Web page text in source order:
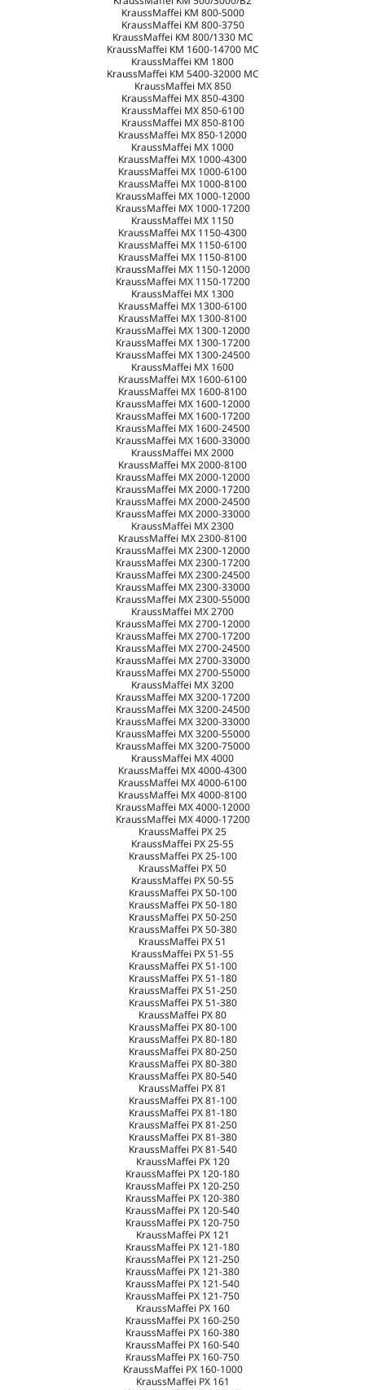
KraussMaffei KM 800-5000
KraussMaffei KM 800-3750
KraussMaffei KM 800/1330 MC
KraussMaffei KM 1600-14700 MC
KraussMaffei KM 1800
KraussMaffei KM 5400-32000 MC
KraussMaffei MX 850
KraussMaffei MX 850-4300
KraussMaffei MX 850-6100
KraussMaffei MX 850-8100
KraussMaffei MX 850-12000
KraussMaffei MX 1000
KraussMaffei MX 1000-4300
KraussMaffei MX 1000-6100
KraussMaffei MX 1000-8100
KraussMaffei MX 1000-12000
KraussMaffei MX 1000-17200
KraussMaffei MX 1150
KraussMaffei MX 1150-4300
KraussMaffei MX 1150-6100
KraussMaffei MX 1150-8100
KraussMaffei MX 1150-12000
KraussMaffei MX 1150-17200
KraussMaffei MX 1300
KraussMaffei MX 1300-6100
KraussMaffei MX 1300-8100
KraussMaffei MX 1300-12000
KraussMaffei MX 1300-17200
KraussMaffei MX 1300-24500
KraussMaffei MX 1600
KraussMaffei MX 1600-6100
KraussMaffei MX 1600-8100
KraussMaffei MX 1600-12000
KraussMaffei MX 1600-17200
KraussMaffei MX 1600-24500
KraussMaffei MX 1600-33000
KraussMaffei MX 2000
KraussMaffei MX 2000-8100
KraussMaffei MX 2000-12000
KraussMaffei MX 2000-17200
KraussMaffei MX 2000-24500
KraussMaffei MX 2000-33000
KraussMaffei MX 2300
KraussMaffei MX 2300-8100
KraussMaffei MX 2300-12000
KraussMaffei MX 2300-17200
KraussMaffei MX 2300-24500
KraussMaffei MX 2300-33000
KraussMaffei MX 2300-55000
KraussMaffei MX 2700
KraussMaffei MX 2700-12000
KraussMaffei MX 2700-17200
KraussMaffei MX 2700-24500
KraussMaffei MX 2700-33000
KraussMaffei MX 2700-55000
KraussMaffei MX 3200
KraussMaffei MX 3200-17200
KraussMaffei MX 3200-24500
KraussMaffei MX 3200-33000
KraussMaffei MX 3200-55000
KraussMaffei MX 3200-75000
KraussMaffei MX 4000
KraussMaffei MX 4000-4300
KraussMaffei MX 4000-6100
KraussMaffei MX 4000-8100
KraussMaffei MX 4000-12000
KraussMaffei MX 4000-17200
KraussMaffei PX 25
KraussMaffei PX 25-55
KraussMaffei PX 25-100
KraussMaffei PX 50
KraussMaffei PX 50-55
KraussMaffei PX 50-100
KraussMaffei PX 50-180
KraussMaffei PX 50-250
KraussMaffei PX 50-380
KraussMaffei PX 51
KraussMaffei PX 51-55
KraussMaffei PX 51-100
KraussMaffei PX 51-180
KraussMaffei PX 51-250
KraussMaffei PX 51-380
KraussMaffei PX 80
KraussMaffei PX 80-100
KraussMaffei PX 80-180
KraussMaffei PX 80-250
KraussMaffei PX 80-380
KraussMaffei PX 80-540
KraussMaffei PX 81
KraussMaffei PX 81-100
KraussMaffei PX 81-180
KraussMaffei PX 81-250
KraussMaffei PX 81-380
KraussMaffei PX 81-540
KraussMaffei PX 120
KraussMaffei PX 120-180
KraussMaffei PX 120-250
KraussMaffei PX 120-380
KraussMaffei PX 120-540
KraussMaffei PX 120-750
KraussMaffei PX 121
KraussMaffei PX 121-180
KraussMaffei PX 121-250
KraussMaffei PX 121-380
KraussMaffei PX 121-540
KraussMaffei PX 121-750
KraussMaffei PX 160
KraussMaffei PX 160-250
KraussMaffei PX 160-380
KraussMaffei PX 160-540
KraussMaffei PX 160-750
KraussMaffei PX 160-1000
KraussMaffei PX 161